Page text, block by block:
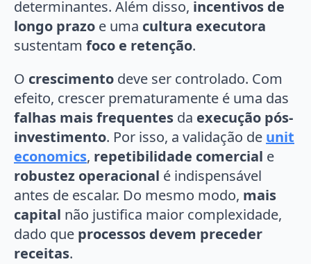
determinantes. Além disso, incentivos de
longo prazo e uma cultura executora
sustentam foco e retenção.
O crescimento deve ser controlado. Com
efeito, crescer prematuramente é uma das
falhas mais frequentes da execução pós-
investimento. Por isso, a validação de unit
economics, repetibilidade comercial e
robustez operacional é indispensável
antes de escalar. Do mesmo modo, mais
capital não justifica maior complexidade,
dado que processos devem preceder
receitas.